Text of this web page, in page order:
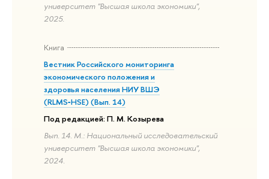
университет "Высшая школа экономики",
2025.
Книга
Вестник Российского мониторинга
экономического положения и
здоровья населения НИУ ВШЭ
(RLMS‑HSE) (Вып. 14)
Под редакцией: П. М. Козырева
Вып. 14. М.: Национальный исследовательский
университет "Высшая школа экономики",
2024.